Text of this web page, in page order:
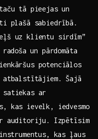
tā pieejas un
plašā sabiedrībā.​
uz klientu sirdīm”​
un pārdomāta
potenciālos
atbalstītājiem. Šajā
satiekas ar⁣
kas ievelk, iedvesmo
auditoriju. Izpētīsim
kas ļaus